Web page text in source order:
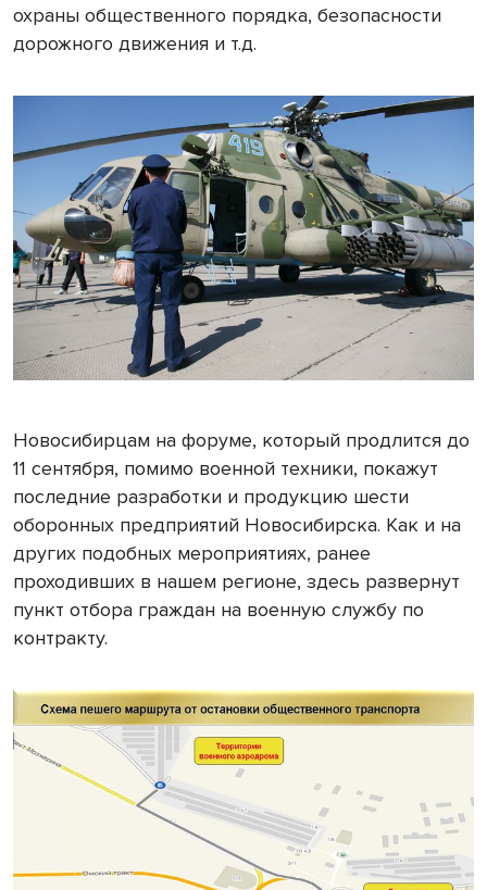
охраны общественного порядка, безопасности
дорожного движения и т.д.
Новосибирцам на форуме, который продлится до
11 сентября, помимо военной техники, покажут
последние разработки и продукцию шести
оборонных предприятий Новосибирска. Как и на
других подобных мероприятиях, ранее
проходивших в нашем регионе, здесь развернут
пункт отбора граждан на военную службу по
контракту.